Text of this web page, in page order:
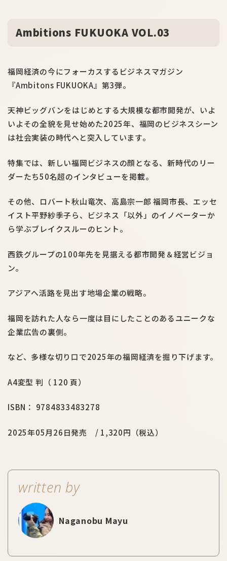
Ambitions FUKUOKA VOL.03
福岡経済の今にフォーカスするビジネスマガジン
『Ambitons FUKUOKA』第3弾。
天神ビッグバンをはじめとする大規模な都市開発が、いよ
いよその全貌を見せ始めた2025年、福岡のビジネスシーン
は社会実装の時代へと突入しています。
特集では、新しい福岡ビジネスの顔となる、新時代のリー
ダーたち50名超のインタビューを掲載。
その他、ロバート秋山竜次、高島宗一郎 福岡市長、エッセ
イスト平野紗季子ら、ビジネス「以外」のイノベーターか
ら学ぶブレイクスルーのヒント。
西鉄グループの100年先を見据える都市開発＆経営ビジョ
ン。
アジアへ活路を見出す地場企業の戦略。
福岡を訪れた人なら一度は目にしたことのあるユニークな
企業広告の裏側。
など、多様な切り口で2025年の福岡経済を掘り下げます。
A4変型 判（ 120 頁）
ISBN： 9784833483278
2025年05月26日発売 / 1,320円（税込）
written by
Naganobu Mayu